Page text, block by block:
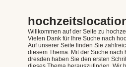
Willkommen auf der Seite zu
Vielen Dank für Ihre Suche nach
Auf unserer Seite finden Sie
diesem Thema. Mit der Suche nach
dresden haben Sie den ersten